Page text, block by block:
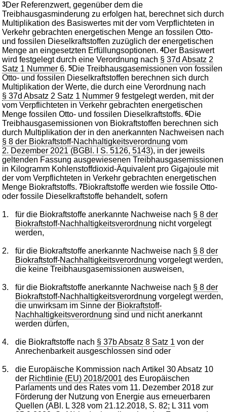
3Der Referenzwert, gegenüber dem die
Treibhausgasminderung zu erfolgen hat, berechnet sich durch
Multiplikation des Basiswertes mit der vom Verpflichteten in
Verkehr gebrachten energetischen Menge an fossilen Otto-
und fossilen Dieselkraftstoffen zuzüglich der energetischen
Menge an eingesetzten Erfüllungsoptionen.4Der Basiswert
wird festgelegt durch eine Verordnung nach § 37d Absatz 2
Satz 1 Nummer 6.5Die Treibhausgasemissionen von fossilen
Otto- und fossilen Dieselkraftstoffen berechnen sich durch
Multiplikation der Werte, die durch eine Verordnung nach
§ 37d Absatz 2 Satz 1 Nummer 9 festgelegt werden, mit der
vom Verpflichteten in Verkehr gebrachten energetischen
Menge fossilen Otto- und fossilen Dieselkraftstoffs.6Die
Treibhausgasemissionen von Biokraftstoffen berechnen sich
durch Multiplikation der in den anerkannten Nachweisen nach
§ 8 der Biokraftstoff-Nachhaltigkeitsverordnung vom
2. Dezember 2021 (BGBl. I S. 5126, 5143), in der jeweils
geltenden Fassung ausgewiesenen Treibhausgasemissionen
in Kilogramm Kohlenstoffdioxid-Äquivalent pro Gigajoule mit
der vom Verpflichteten in Verkehr gebrachten energetischen
Menge Biokraftstoffs.7Biokraftstoffe werden wie fossile Otto-
oder fossile Dieselkraftstoffe behandelt, sofern
1. für die Biokraftstoffe anerkannte Nachweise nach § 8 der
Biokraftstoff-Nachhaltigkeitsverordnung nicht vorgelegt
werden,
2. für die Biokraftstoffe anerkannte Nachweise nach § 8 der
Biokraftstoff-Nachhaltigkeitsverordnung vorgelegt werden,
die keine Treibhausgasemissionen ausweisen,
3. für die Biokraftstoffe anerkannte Nachweise nach § 8 der
Biokraftstoff-Nachhaltigkeitsverordnung vorgelegt werden,
die unwirksam im Sinne der Biokraftstoff-
Nachhaltigkeitsverordnung sind und nicht anerkannt
werden dürfen,
4. die Biokraftstoffe nach § 37b Absatz 8 Satz 1 von der
Anrechenbarkeit ausgeschlossen sind oder
5.
die Europäische Kommission nach Artikel 30 Absatz 10
der Richtlinie (EU) 2018/2001 des Europäischen
Parlaments und des Rates vom 11. Dezember 2018 zur
Förderung der Nutzung von Energie aus erneuerbaren
Quellen (ABl. L 328 vom 21.12.2018, S. 82; L 311 vom